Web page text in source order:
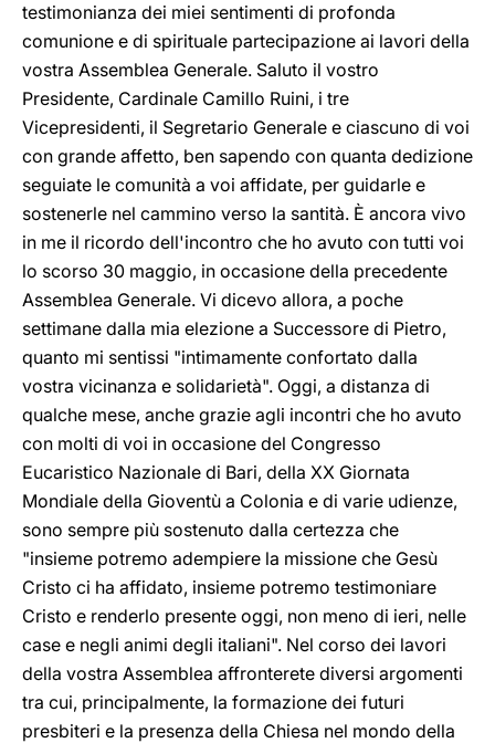
testimonianza dei miei sentimenti di profonda
comunione e di spirituale partecipazione ai lavori della
vostra Assemblea Generale. Saluto il vostro
Presidente, Cardinale Camillo Ruini, i tre
Vicepresidenti, il Segretario Generale e ciascuno di voi
con grande affetto, ben sapendo con quanta dedizione
seguiate le comunità a voi affidate, per guidarle e
sostenerle nel cammino verso la santità. È ancora vivo
in me il ricordo dell'incontro che ho avuto con tutti voi
lo scorso 30 maggio, in occasione della precedente
Assemblea Generale. Vi dicevo allora, a poche
settimane dalla mia elezione a Successore di Pietro,
quanto mi sentissi "intimamente confortato dalla
vostra vicinanza e solidarietà". Oggi, a distanza di
qualche mese, anche grazie agli incontri che ho avuto
con molti di voi in occasione del Congresso
Eucaristico Nazionale di Bari, della XX Giornata
Mondiale della Gioventù a Colonia e di varie udienze,
sono sempre più sostenuto dalla certezza che
"insieme potremo adempiere la missione che Gesù
Cristo ci ha affidato, insieme potremo testimoniare
Cristo e renderlo presente oggi, non meno di ieri, nelle
case e negli animi degli italiani". Nel corso dei lavori
della vostra Assemblea affronterete diversi argomenti
tra cui, principalmente, la formazione dei futuri
presbiteri e la presenza della Chiesa nel mondo della